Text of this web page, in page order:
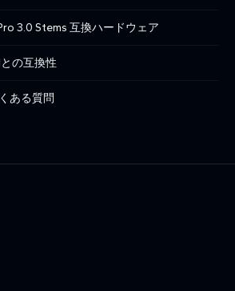
3.0 Stems 互換ハードウェア
の互換性
ある質問